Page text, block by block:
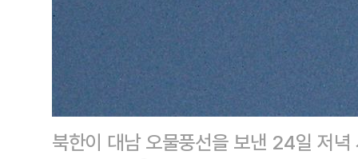
북한이 대남 오물풍선을 보낸 24일 저